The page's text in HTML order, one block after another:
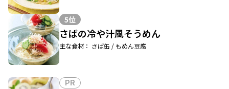
5位
さばの冷や汁風そうめん
主な食材： さば缶 / もめん豆腐
PR